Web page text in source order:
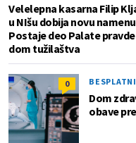
Velelepna kasarna Filip
u NIšu dobija novu
Postaje deo Palate
dom tužilaštva
0
Dom
obave